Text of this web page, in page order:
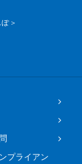
＞
プライアン